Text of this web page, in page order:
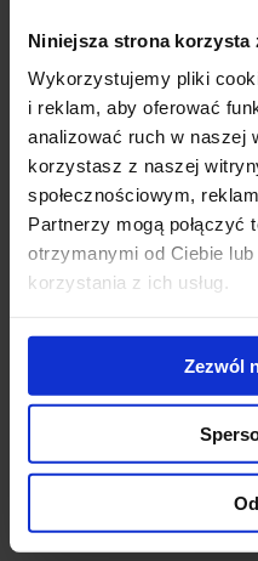
Niniejsza strona korzysta
Wykorzystujemy pliki
i reklam, aby oferować
analizować ruch w naszej
korzystasz z naszej
społecznościowym,
Partnerzy mogą połączyć
otrzymanymi od Ciebie
korzystania z ich usług.
Zezwól
Gigantyczny
kompleks
biurowo-
hotelowy na
finiszu budowy
Skontaktuj się
Jones Lang LaSalle Sp. z